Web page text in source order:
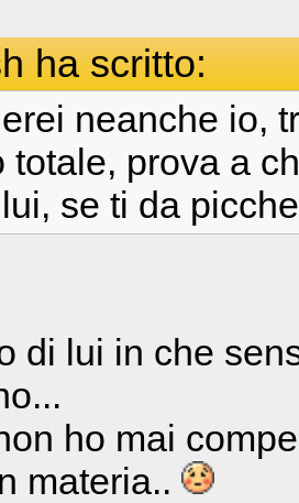
ha scritto:
neanche io,
totale, prova a
se ti da
di lui in che
ho mai
materia..